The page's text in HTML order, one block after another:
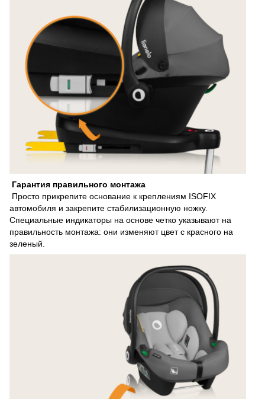
Гарантия правильного монтажа
Просто прикрепите основание к креплениям ISOFIX
автомобиля и закрепите стабилизационную ножку.
Специальные индикаторы на основе четко указывают на
правильность монтажа: они изменяют цвет с красного на
зеленый.